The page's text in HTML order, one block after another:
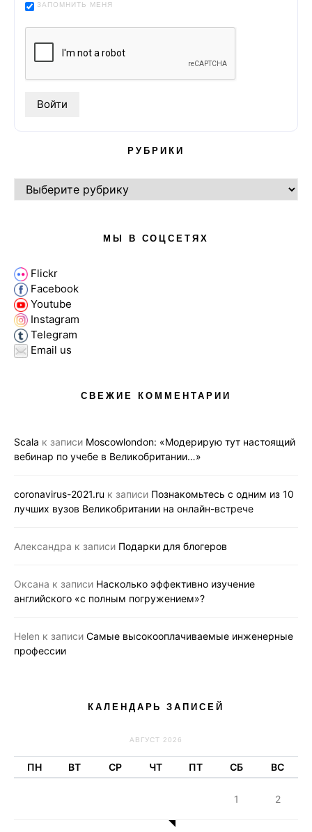
ЗАПОМНИТЬ МЕНЯ
РУБРИКИ
МЫ В СОЦСЕТЯХ
Flickr
Facebook
Youtube
Instagram
Telegram
Email us
СВЕЖИЕ КОММЕНТАРИИ
Scala к записи Moscowlondon: «Модерирую тут настоящий
вебинар по учебе в Великобритании…»
coronavirus-2021.ru к записи Познакомьтесь с одним из 10
лучших вузов Великобритании на онлайн-встрече
Александра к записи Подарки для блогеров
Оксана к записи Насколько эффективно изучение
английского «с полным погружением»?
Helen к записи Самые высокооплачиваемые инженерные
профессии
КАЛЕНДАРЬ ЗАПИСЕЙ
АВГУСТ 2026
ПН ВТ СР ЧТ ПТ СБ ВС
1 2